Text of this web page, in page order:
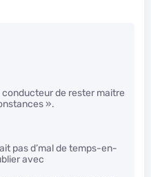
conducteur de rester maitre
».
pas d’mal de temps-en-
avec